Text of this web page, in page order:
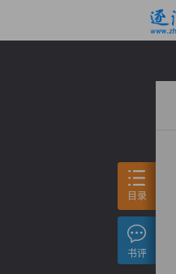
目录
书评